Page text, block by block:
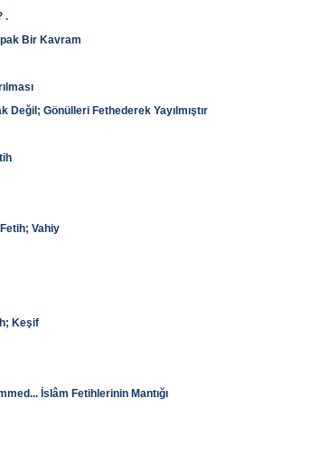
.
Bir Kavram
Değil; Gönülleri Fethederek Yayılmıştır
Vahiy
Keşif
İslâm Fetihlerinin Mantığı